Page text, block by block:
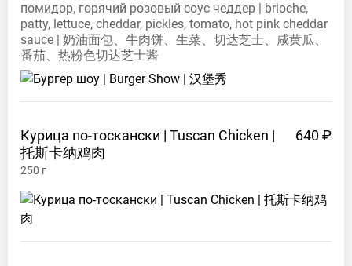
помидор, горячий розовый соус чеддер | brioche,
patty, lettuce, cheddar, pickles, tomato, hot pink cheddar
sauce | 奶油面包、牛肉饼、生菜、切达芝士、咸黄瓜、
番茄、热粉色切达芝士酱
Курица по-тоскански | Tuscan Chicken |
托斯卡纳鸡肉
640 ₽
250 г